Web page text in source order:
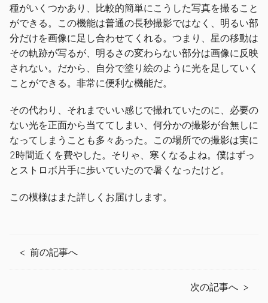
種がいくつかあり、比較的簡単にこうした写真を撮ること
ができる。この機能は普通の長秒撮影ではなく、明るい部
分だけを画像に足し合わせてくれる。つまり、星の移動は
その軌跡が写るが、明るさの変わらない部分は画像に反映
されない。だから、自分で塗り絵のように光を足していく
ことができる。非常に便利な機能だ。
その代わり、それまでいい感じで撮れていたのに、必要の
ない光を正面から当ててしまい、何分かの撮影が台無しに
なってしまうことも多々あった。この場所での撮影は実に
2時間近くを費やした。そりゃ、寒くなるよね。僕はずっ
とストロボ片手に歩いていたので暑くなったけど。
この模様はまた詳しくお届けします。
前の記事へ
次の記事へ